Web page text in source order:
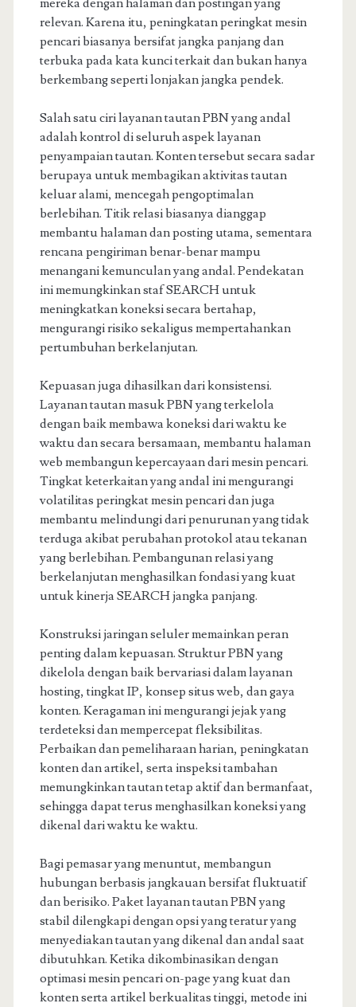
mereka dengan halaman dan postingan yang
relevan. Karena itu, peningkatan peringkat mesin
pencari biasanya bersifat jangka panjang dan
terbuka pada kata kunci terkait dan bukan hanya
berkembang seperti lonjakan jangka pendek.
Salah satu ciri layanan tautan PBN yang andal
adalah kontrol di seluruh aspek layanan
penyampaian tautan. Konten tersebut secara sadar
berupaya untuk membagikan aktivitas tautan
keluar alami, mencegah pengoptimalan
berlebihan. Titik relasi biasanya dianggap
membantu halaman dan posting utama, sementara
rencana pengiriman benar-benar mampu
menangani kemunculan yang andal. Pendekatan
ini memungkinkan staf SEARCH untuk
meningkatkan koneksi secara bertahap,
mengurangi risiko sekaligus mempertahankan
pertumbuhan berkelanjutan.
Kepuasan juga dihasilkan dari konsistensi.
Layanan tautan masuk PBN yang terkelola
dengan baik membawa koneksi dari waktu ke
waktu dan secara bersamaan, membantu halaman
web membangun kepercayaan dari mesin pencari.
Tingkat keterkaitan yang andal ini mengurangi
volatilitas peringkat mesin pencari dan juga
membantu melindungi dari penurunan yang tidak
terduga akibat perubahan protokol atau tekanan
yang berlebihan. Pembangunan relasi yang
berkelanjutan menghasilkan fondasi yang kuat
untuk kinerja SEARCH jangka panjang.
Konstruksi jaringan seluler memainkan peran
penting dalam kepuasan. Struktur PBN yang
dikelola dengan baik bervariasi dalam layanan
hosting, tingkat IP, konsep situs web, dan gaya
konten. Keragaman ini mengurangi jejak yang
terdeteksi dan mempercepat fleksibilitas.
Perbaikan dan pemeliharaan harian, peningkatan
konten dan artikel, serta inspeksi tambahan
memungkinkan tautan tetap aktif dan bermanfaat,
sehingga dapat terus menghasilkan koneksi yang
dikenal dari waktu ke waktu.
Bagi pemasar yang menuntut, membangun
hubungan berbasis jangkauan bersifat fluktuatif
dan berisiko. Paket layanan tautan PBN yang
stabil dilengkapi dengan opsi yang teratur yang
menyediakan tautan yang dikenal dan andal saat
dibutuhkan. Ketika dikombinasikan dengan
optimasi mesin pencari on-page yang kuat dan
konten serta artikel berkualitas tinggi, metode ini